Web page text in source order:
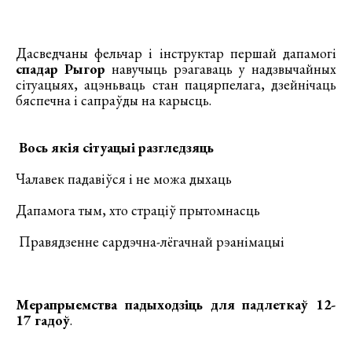
Дасведчаны фельчар і інструктар першай дапамогі
спадар Рыгор навучыць рэагаваць у надзвычайных
сітуацыях, ацэньваць стан пацярпелага, дзейнічаць
бяспечна і сапраўды на карысць.
Вось якія сітуацыі разгледзяць
Чалавек падавіўся і не можа дыхаць
Дапамога тым, хто страціў прытомнасць
Правядзенне сардэчна-лёгачнай рэанімацыі
Мерапрыемства падыходзіць для падлеткаў 12-
17 гадоў.